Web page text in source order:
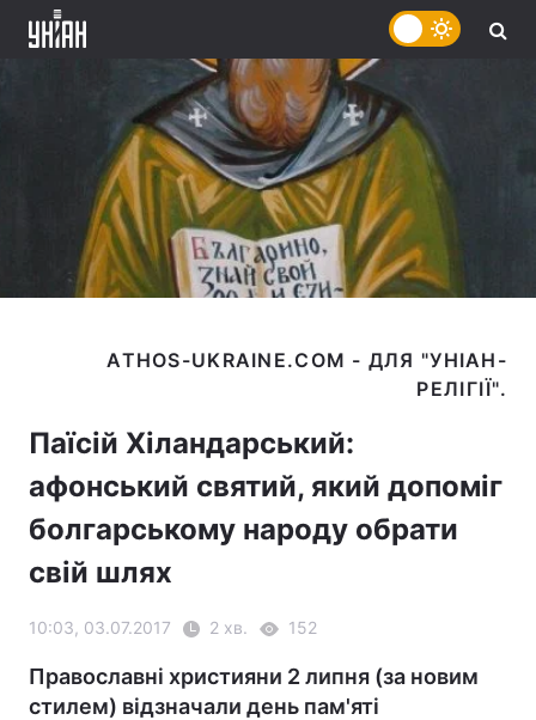
ATHOS-UKRAINE.COM - ДЛЯ "УНІАН-
Паїсій Хіландарський:
афонський святий, який допоміг
болгарському народу обрати
свій шлях
10:03, 03.07.2017 2 хв. 152
Православні християни 2 липня (за новим
стилем) відзначали день пам'яті